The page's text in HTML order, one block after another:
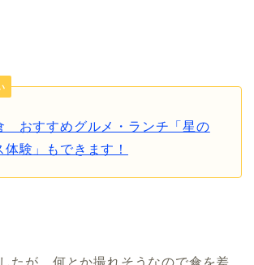
おすすめグルメ・ランチ「星の
験」もできます！